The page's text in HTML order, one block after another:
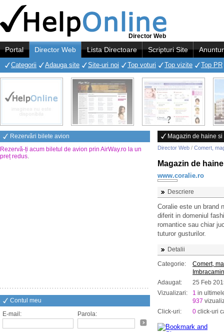
Director Web
Portal Director Web Lista Directoare Scripturi Site
Categorii Adauga site Site-uri noi Top voturi Top vizite Top PR
Rezervări bilete avion
Rezervă-ți acum biletul de avion prin AirWay.ro la un
preț redus.
Contul meu
E-mail:
Parola:
Magazin de haine si
Director Web / Comert,
Magazin de
www.coralie.ro
Descriere
Coralie este un brand
diferit in domeniul
romantice sau chiar
tuturor gusturilor.
Detalii
Categorie:
Comert,
Adaugat:
25 Feb
Vizualizari:
1 in
937
Click-uri:
0 click-uri